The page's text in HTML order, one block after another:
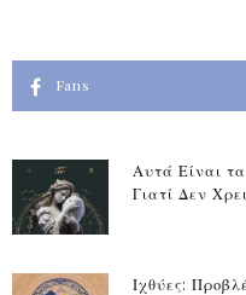
Fans
Αυτά Είναι
Γιατί Δεν
Ιχθύες: